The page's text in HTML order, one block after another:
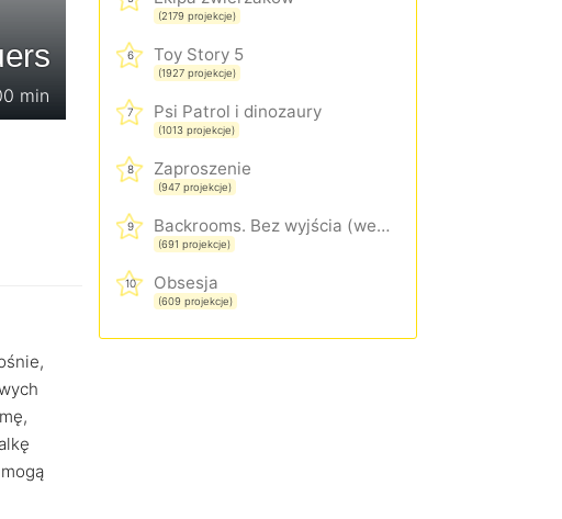
min
(2179 projekcje)
6 Toy Story 5
(1927 projekcje)
7 Psi Patrol i dinozaury
(1013 projekcje)
8 Zaproszenie
(947 projekcje)
9 Backrooms. Bez wyjścia (wersja rozszerzona)
(691 projekcje)
10 Obsesja
(609 projekcje)